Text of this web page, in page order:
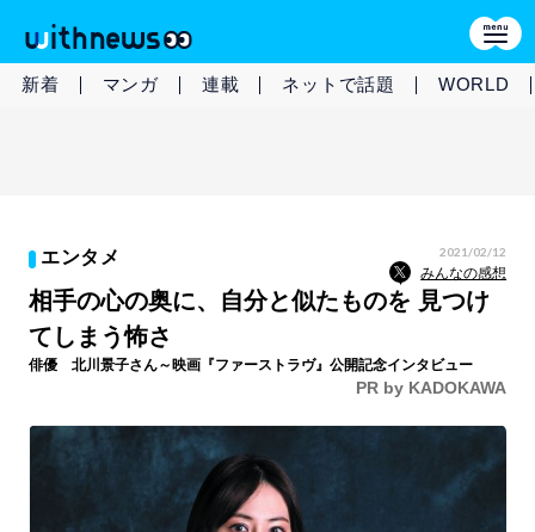
新着 マンガ 連載 ネットで話題 WORLD
エンタメ 2021/02/12
みんなの感想
相手の心の奥に、自分と似たものを 見つけ
てしまう怖さ
俳優 北川景子さん～映画『ファーストラヴ』公開記念インタビュー
PR by KADOKAWA